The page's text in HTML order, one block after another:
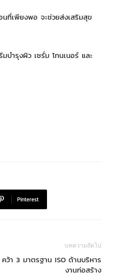
ที่เพียงพอ จะช่วยส่งเสริมสุข
บำรุงผิว เซรั่ม โทนเนอร์ และ
Pinterest
บทความถัดไป
คว้า 3 มาตรฐาน ISO ด้านบริหาร
งานก่อสร้าง